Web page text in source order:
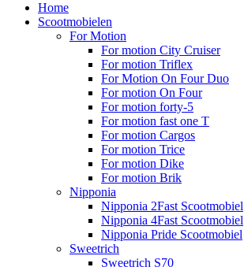
Home
Scootmobielen
For Motion
For motion City Cruiser
For motion Triflex
For Motion On Four Duo
For motion On Four
For motion forty-5
For motion fast one T
For motion Cargos
For motion Trice
For motion Dike
For motion Brik
Nipponia
Nipponia 2Fast Scootmobiel
Nipponia 4Fast Scootmobiel
Nipponia Pride Scootmobiel
Sweetrich
Sweetrich S70